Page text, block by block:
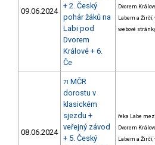
09.06.2024
+ 2. Český
pohár žáků na
Labi pod
Dvorem
Králové + 6.
Če
Dvorem
Labem a Žirčí,
webové
08.06.2024
71 MČR
dorostu v
klasickém
sjezdu +
veřejný závod
+ 5. Český
řeka Labe mezi
Dvorem
Labem a Žirčí,